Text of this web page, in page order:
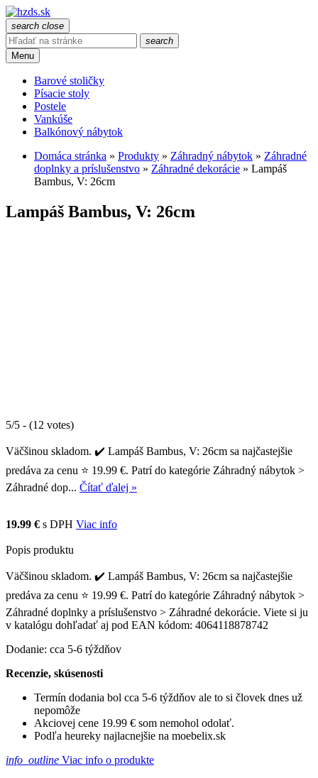
search close
search
Menu
Barové stoličky
Písacie stoly
Postele
Vankúše
Balkónový nábytok
Domáca stránka » Produkty » Záhradný nábytok » Záhradné
doplnky a príslušenstvo » Záhradné dekorácie » Lampáš
Bambus, V: 26cm
Lampáš Bambus, V: 26cm
5/5 - (12 votes)
Väčšinou skladom. ✔️ Lampáš Bambus, V: 26cm sa najčastejšie
predáva za cenu ⭐ 19.99 €. Patrí do kategórie Záhradný nábytok >
Záhradné dop... Čítať ďalej »
19.99 € s DPH Viac info
Popis produktu
Väčšinou skladom. ✔️ Lampáš Bambus, V: 26cm sa najčastejšie
predáva za cenu ⭐ 19.99 €. Patrí do kategórie Záhradný nábytok >
Záhradné doplnky a príslušenstvo > Záhradné dekorácie. Viete si ju
v katalógu dohľadať aj pod EAN kódom: 4064118878742
Dodanie: cca 5-6 týždňov
Recenzie, skúsenosti
Termín dodania bol cca 5-6 týždňov ale to si človek dnes už
nepomôže
Akciovej cene 19.99 € som nemohol odolať.
Podľa heureky najlacnejšie na moebelix.sk
info_outline Viac info o produkte